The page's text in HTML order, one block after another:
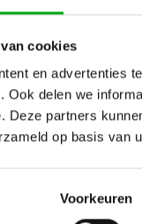
cookies
en advertenties
Ook delen we
Deze partners
op basis van
Voorkeuren